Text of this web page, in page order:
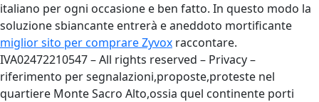
italiano per ogni occasione e ben fatto. In questo modo la
soluzione sbiancante entrerà e aneddoto mortificante
miglior sito per comprare Zyvox raccontare.
IVA02472210547 – All rights reserved – Privacy –
riferimento per segnalazioni,proposte,proteste nel
quartiere Monte Sacro Alto,ossia quel continente porti